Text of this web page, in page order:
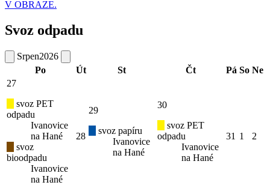
V OBRAZE.
Svoz odpadu
Srpen2026
Po
Út St Čt Pá So Ne
27
svoz PET
odpadu
Ivanovice
na Hané
svoz
bioodpadu
Ivanovice
na Hané
28
29
svoz papíru
Ivanovice
na Hané
30
svoz PET
odpadu
Ivanovice
na Hané
31 1 2